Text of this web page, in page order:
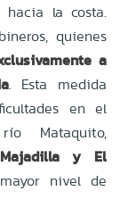
la costa.
quienes
a
. Esta medida
en el
Mataquito,
y El
nivel de